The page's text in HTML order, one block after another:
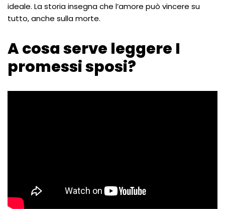
ideale. La storia insegna che l’amore può vincere su
tutto, anche sulla morte.
A cosa serve leggere I
promessi sposi?